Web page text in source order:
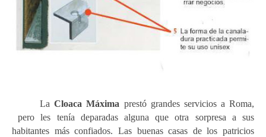
La Cloaca Máxima prestó grandes servicios a Roma,
pero les tenía deparadas alguna que otra sorpresa a sus
habitantes más confiados. Las buenas casas de los patricios